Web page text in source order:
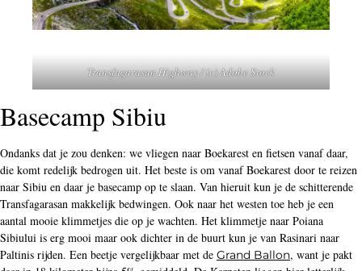
Transfagarasan Highway / (c) Adobe Stock
Basecamp Sibiu
Ondanks dat je zou denken: we vliegen naar Boekarest en fietsen vanaf daar,
die komt redelijk bedrogen uit. Het beste is om vanaf Boekarest door te reizen
naar Sibiu en daar je basecamp op te slaan. Van hieruit kun je de schitterende
Transfagarasan makkelijk bedwingen. Ook naar het westen toe heb je een
aantal mooie klimmetjes die op je wachten. Het klimmetje naar Poiana
Sibiului is erg mooi maar ook dichter in de buurt kun je van Rasinari naar
Paltinis rijden. Een beetje vergelijkbaar met de Grand Ballon, want je pakt